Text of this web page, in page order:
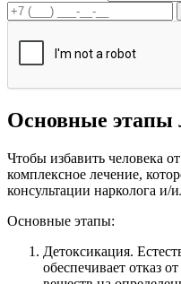
Основные этапы
Чтобы избавить человека
комплексное лечение,
консультации нарколога и/
Основные этапы:
Детоксикация.
обеспечивает отказ